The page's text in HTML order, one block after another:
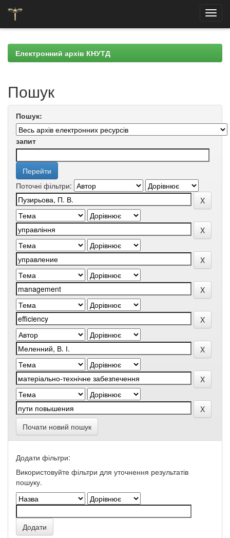
navigationЕлектронний архів КНУТД
Пошук
Пошук:
запит
Поточні фільтри:
Почати новий пошук
Додати фільтри:
Використовуйте фільтри для уточнення результатів
пошуку.